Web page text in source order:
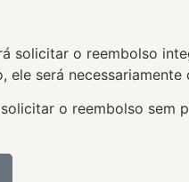
solicitar o reembolso
será
o reembolso sem